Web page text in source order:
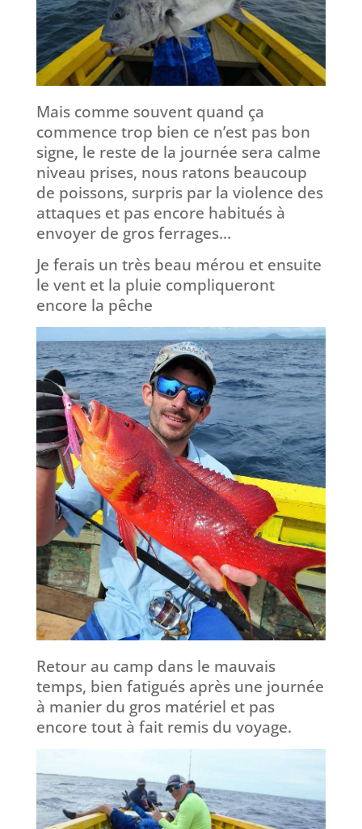
Mais comme souvent quand ça
commence trop bien ce n’est pas bon
signe, le reste de la journée sera calme
niveau prises, nous ratons beaucoup
de poissons, surpris par la violence des
attaques et pas encore habitués à
envoyer de gros ferrages…
Je ferais un très beau mérou et ensuite
le vent et la pluie compliqueront
encore la pêche
Retour au camp dans le mauvais
temps, bien fatigués après une journée
à manier du gros matériel et pas
encore tout à fait remis du voyage.